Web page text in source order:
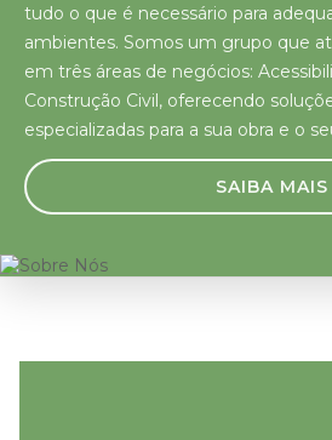
tudo o que é necessário para
ambientes. Somos um grupo que
em três áreas de negócios:
Construção Civil, oferecendo
especializadas para a sua obra e o
SAIBA MAIS